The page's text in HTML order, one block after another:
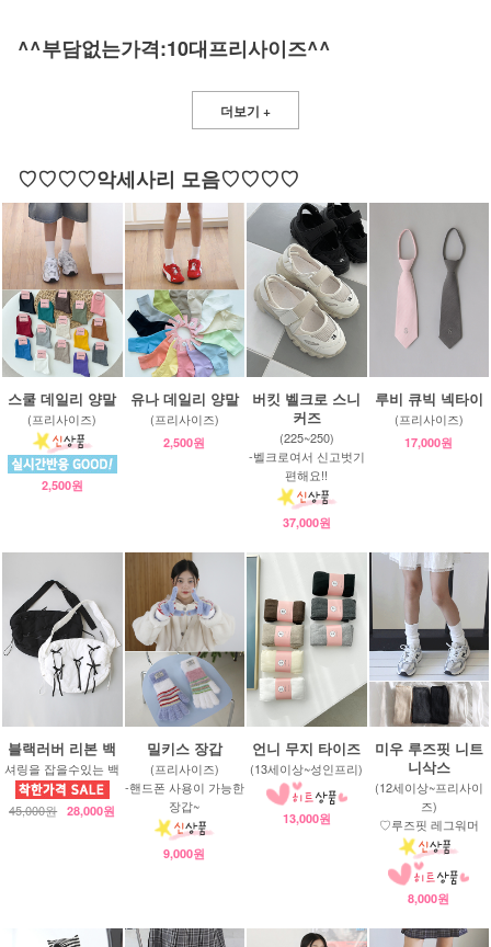
^^부담없는가격:10대프리사이즈^^
더보기 +
♡♡♡♡악세사리 모음♡♡♡♡
스쿨 데일리 양말
(프리사이즈)
2,500원
유나 데일리 양말
(프리사이즈)
2,500원
버킷 벨크로 스니
커즈
(225~250)
-벨크로여서 신고벗기
편해요!!
37,000원
루비 큐빅 넥타이
(프리사이즈)
17,000원
블랙러버 리본 백
셔링을 잡을수있는 백
45,000원 28,000원
밀키스 장갑
(프리사이즈)
-핸드폰 사용이 가능한
장갑~
9,000원
언니 무지 타이즈
(13세이상~성인프리)
13,000원
미우 루즈핏 니트
니삭스
(12세이상~프리사이
즈)
♡루즈핏 레그워머
8,000원